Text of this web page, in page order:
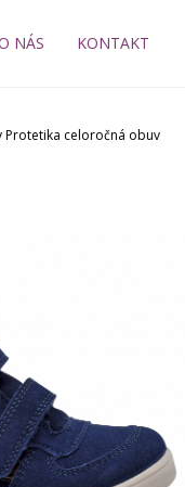
NÁS KONTAKT
Protetika celoročná obuv